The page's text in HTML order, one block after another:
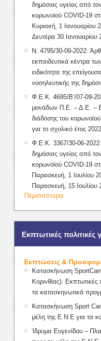
δημόσιας υγείας από
κορωνοϊού COVID-19
Κυριακή, 1 Ιανουαρίου
Δευτέρα 30
Ν. 4795/30-09-2022:
εκπαιδευτικά κέντρα
ειδικότητα της
νοσηλευτικής της
Φ.Ε.Κ. 4695/Β’/07-09-
μονάδων Π.Ε. – Δ.Ε. –
διάδοσης του
για το σχολικό έτος
Φ.Ε.Κ. 3367/30-06-2022:
δημόσιας υγείας από
κορωνοϊού COVID-19
Παρασκευή, 1 Ιουλίου
Παρασκευή, 15 Ιουλίου
Περισσότερα
Εκπτωτικές πολιτικές
Εκπτώσεις &
Κατασκήνωση
Κορινθίας): Εκπτωτικές
τα κατασκηνωτικά
Κατασκήνωση Sport
μέλη της Ε.Ν.Ε για τα
Ίδρυμα Ευγενίδου –